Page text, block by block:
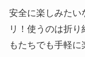
安全に楽しみたい
リ！使うのは折
もたちでも手軽に